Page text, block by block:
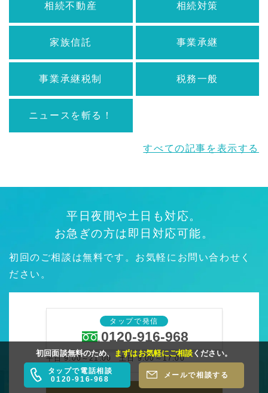
初回面談無料のため、 まずはお気軽にご相談 ください。
タップで電話相談
0120-916-968
メールで相談する
相続不動産 相続対策
家族信託 事業承継
事業承継税制 税務一般
ニュースを斬る！
すべての記事を表示する
平日夜間や土日も対応。
お急ぎの方は即日対応可能。
初回のご相談は無料です。お気軽にお問い合わせく
ださい。
タップで発信
0120-916-968
平日 9:00～21:00 土日 9:00～17:00